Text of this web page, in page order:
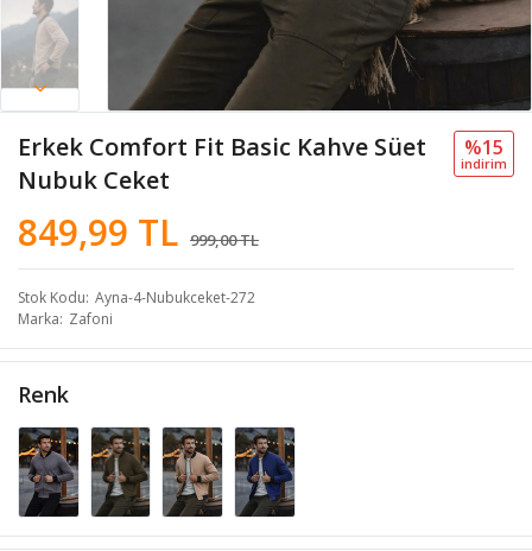
Erkek Comfort Fit Basic Kahve Süet
Nubuk Ceket
849,99 TL 999,00 TL
%15
i̇ndi̇ri̇m
Stok Kodu Ayna-4-Nubukceket-272
Marka Zafoni
Renk